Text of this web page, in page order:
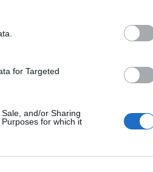
for Targeted
and/or Sharing
for which it
θα
το 32% εκτιμά
ότι το
οικιακές